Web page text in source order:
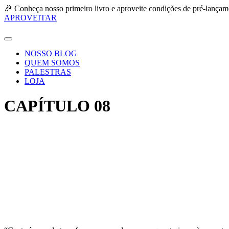
Ir
para
conteúdo
🎉 Conheça nosso primeiro livro e aproveite condições de pré-
APROVEITAR
NOSSO BLOG
QUEM SOMOS
PALESTRAS
LOJA
CAPÍTULO 08